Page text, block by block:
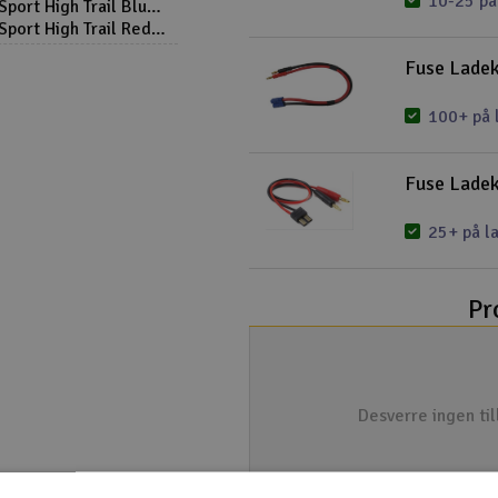
High Trail Blue
High Trail Red
Fuse
100+ på
Fuse
25+ på
Desverre ingen